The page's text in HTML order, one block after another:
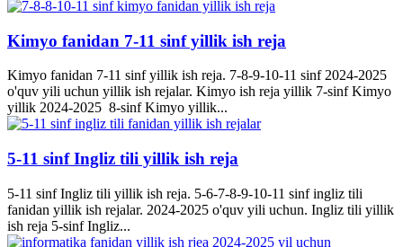
Kimyo fanidan 7-11 sinf yillik ish reja
Kimyo fanidan 7-11 sinf yillik ish reja. 7-8-9-10-11 sinf 2024-2025
o'quv yili uchun yillik ish rejalar. Kimyo ish reja yillik 7-sinf Kimyo
yillik 2024-2025 8-sinf Kimyo yillik...
5-11 sinf Ingliz tili yillik ish reja
5-11 sinf Ingliz tili yillik ish reja. 5-6-7-8-9-10-11 sinf ingliz tili
fanidan yillik ish rejalar. 2024-2025 o'quv yili uchun. Ingliz tili yillik
ish reja 5-sinf Ingliz...